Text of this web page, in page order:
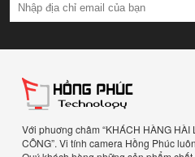
Với phuơng châm “KHÁCH HÀNG HÀI
CÔNG”. Vi tính camera Hồng Phúc